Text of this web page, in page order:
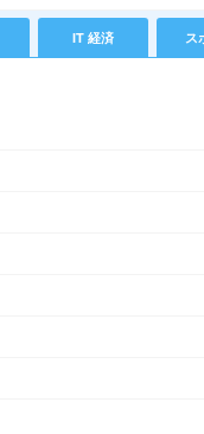
#モチベーション
IT 経済 ス